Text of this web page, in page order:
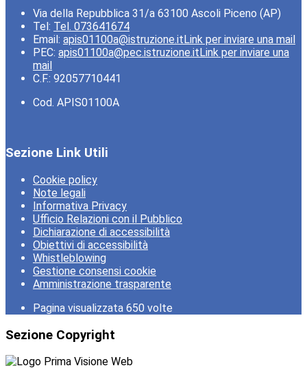
Via della Repubblica 31/a 63100 Ascoli Piceno (AP)
Tel: Tel. 073641674
Email: apis01100a@istruzione.itLink per inviare una mail
PEC: apis01100a@pec.istruzione.itLink per inviare una
mail
C.F.: 92057710441
Cod. APIS01100A
Sezione Link Utili
Cookie policy
Note legali
Informativa Privacy
Ufficio Relazioni con il Pubblico
Dichiarazione di accessibilità
Obiettivi di accessibilità
Whistleblowing
Gestione consensi cookie
Amministrazione trasparente
Pagina visualizzata 650 volte
Sezione Copyright